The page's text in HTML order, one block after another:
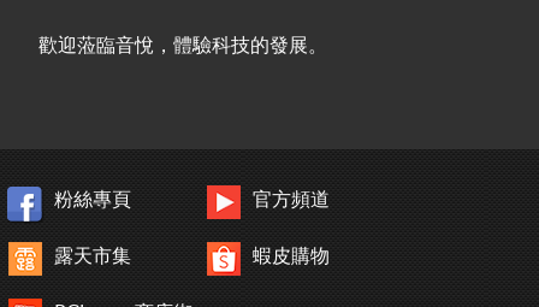
歡迎蒞臨音悅，體驗科技的發展。
粉絲專頁 官方頻道
露天市集 蝦皮購物